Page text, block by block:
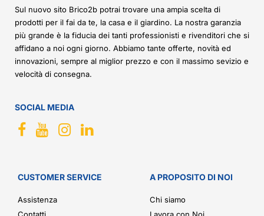
Sul nuovo sito Brico2b potrai trovare una ampia scelta di
prodotti per il fai da te, la casa e il giardino. La nostra garanzia
più grande è la fiducia dei tanti professionisti e rivenditori che si
affidano a noi ogni giorno. Abbiamo tante offerte, novità ed
innovazioni, sempre al miglior prezzo e con il massimo sevizio e
velocità di consegna.
SOCIAL MEDIA
CUSTOMER SERVICE
Assistenza
A PROPOSITO DI NOI
Chi siamo